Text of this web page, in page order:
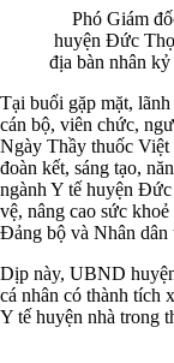
Phó Giám
huyện Đức
địa bàn nhân
Tại buổi gặp mặt,
cán bộ, viên chức,
Ngày Thầy thuốc Việt
đoàn kết, sáng tạo,
ngành Y tế huyện
vệ, nâng cao sức
Đảng bộ và Nhân dân
Dịp này, UBND
cá nhân có thành tích
Y tế huyện nhà trong